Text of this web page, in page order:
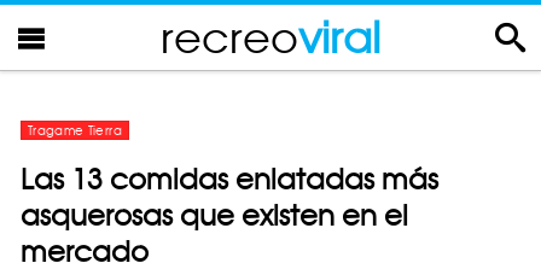
recreoviral
Tragame Tierra
Las 13 comidas enlatadas más
asquerosas que existen en el
mercado